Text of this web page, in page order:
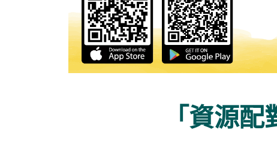
「資源